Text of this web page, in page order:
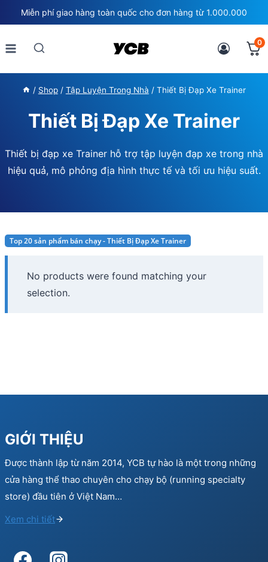
to
content
Miễn phí giao hàng toàn quốc cho đơn hàng từ 1.000.000
0
/ Shop / Tập Luyện Trong Nhà / Thiết Bị Đạp Xe Trainer
Thiết Bị Đạp Xe Trainer
Thiết bị đạp xe Trainer hỗ trợ tập luyện đạp xe trong nhà
hiệu quả, mô phỏng địa hình thực tế và tối ưu hiệu suất.
Top 20 sản phẩm bán chạy - Thiết Bị Đạp Xe Trainer
No products were found matching your
selection.
GIỚI THIỆU
Được thành lập từ năm 2014, YCB tự hào là một trong những
cửa hàng thể thao chuyên cho chạy bộ (running specialty
store) đầu tiên ở Việt Nam…
Xem chi tiết